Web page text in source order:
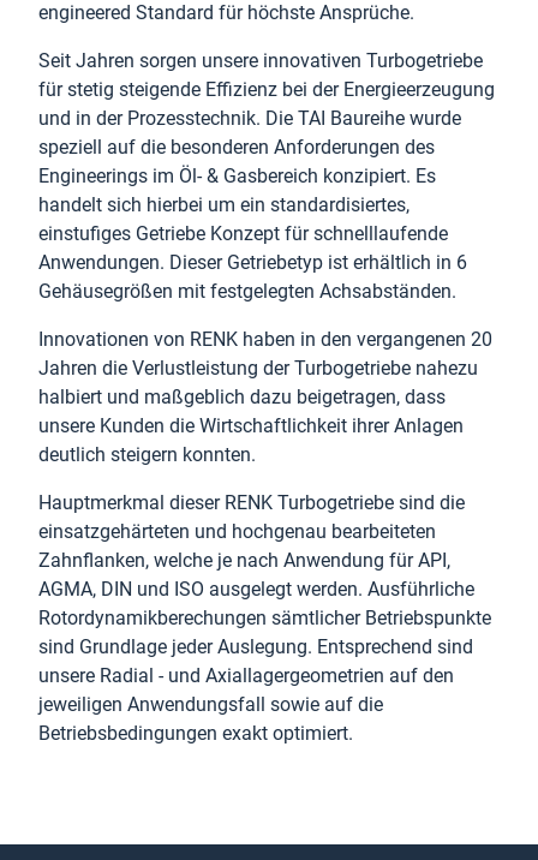
engineered Standard für höchste Ansprüche.
Seit Jahren sorgen unsere innovativen Turbogetriebe
für stetig steigende Effizienz bei der Energieerzeugung
und in der Prozesstechnik. Die TAI Baureihe wurde
speziell auf die besonderen Anforderungen des
Engineerings im Öl- & Gasbereich konzipiert. Es
handelt sich hierbei um ein standardisiertes,
einstufiges Getriebe Konzept für schnelllaufende
Anwendungen. Dieser Getriebetyp ist erhältlich in 6
Gehäusegrößen mit festgelegten Achsabständen.
Innovationen von RENK haben in den vergangenen 20
Jahren die Verlustleistung der Turbogetriebe nahezu
halbiert und maßgeblich dazu beigetragen, dass
unsere Kunden die Wirtschaftlichkeit ihrer Anlagen
deutlich steigern konnten.
Hauptmerkmal dieser RENK Turbogetriebe sind die
einsatzgehärteten und hochgenau bearbeiteten
Zahnflanken, welche je nach Anwendung für API,
AGMA, DIN und ISO ausgelegt werden. Ausführliche
Rotordynamikberechungen sämtlicher Betriebspunkte
sind Grundlage jeder Auslegung. Entsprechend sind
unsere Radial - und Axiallagergeometrien auf den
jeweiligen Anwendungsfall sowie auf die
Betriebsbedingungen exakt optimiert.